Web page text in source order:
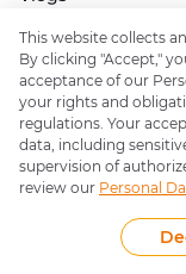
Follow us on
© Copyright 2022.
Policy & support
About Money
This website collects
By clicking "Accept,"
acceptance of our
your rights and
regulations. Your
data, including
supervision of
review our Personal